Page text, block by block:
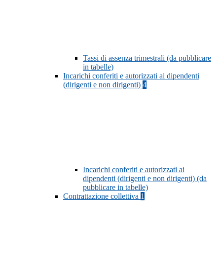
Tassi di assenza trimestrali (da pubblicare
in tabelle)
Incarichi conferiti e autorizzati ai dipendenti
(dirigenti e non dirigenti) 4
Incarichi conferiti e autorizzati ai
dipendenti (dirigenti e non dirigenti) (da
pubblicare in tabelle)
Contrattazione collettiva 1